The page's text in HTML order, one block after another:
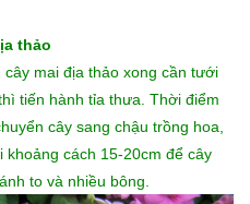
thảo
mai địa thảo xong cần tưới
tiến hành tỉa thưa. Thời điểm
cây sang chậu trồng hoa,
cách 15-20cm để cây
to và nhiều bông.